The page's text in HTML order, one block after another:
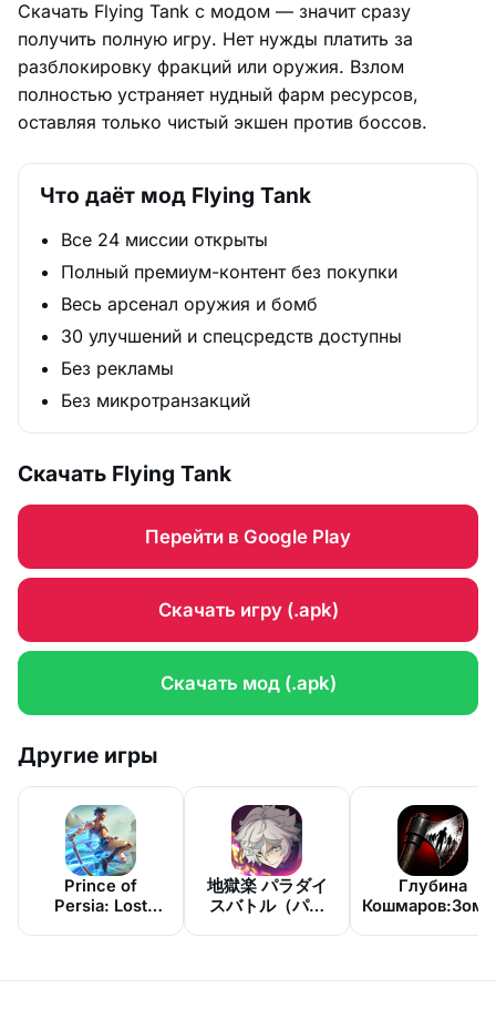
Скачать Flying Tank с модом — значит сразу
получить полную игру. Нет нужды платить за
разблокировку фракций или оружия. Взлом
полностью устраняет нудный фарм ресурсов,
оставляя только чистый экшен против боссов.
Что даёт мод Flying Tank
Все 24 миссии открыты
Полный премиум-контент без покупки
Весь арсенал оружия и бомб
30 улучшений и спецсредств доступны
Без рекламы
Без микротранзакций
Скачать Flying Tank
Перейти в Google Play
Скачать игру (.apk)
Скачать мод (.apk)
Другие игры
Prince of
Persia: Lost
地獄楽 パラダイ
スバトル（パラ
Глубина